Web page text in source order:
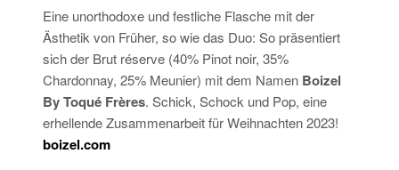
Eine unorthodoxe und festliche Flasche mit der
Ästhetik von Früher, so wie das Duo: So präsentiert
sich der Brut réserve (40% Pinot noir, 35%
Chardonnay, 25% Meunier) mit dem Namen Boizel
By Toqué Frères. Schick, Schock und Pop, eine
erhellende Zusammenarbeit für Weihnachten 2023!
boizel.com